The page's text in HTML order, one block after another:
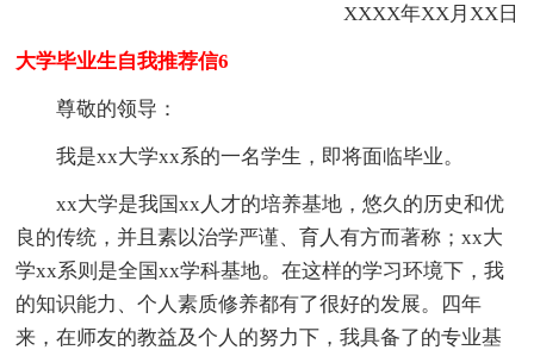
XXXX年XX月XX日
大学毕业生自我推荐信6
尊敬的领导：
我是xx大学xx系的一名学生，即将面临毕业。
xx大学是我国xx人才的培养基地，悠久的历史和优
良的传统，并且素以治学严谨、育人有方而著称；xx大
学xx系则是全国xx学科基地。在这样的学习环境下，我
的知识能力、个人素质修养都有了很好的发展。四年
来，在师友的教益及个人的努力下，我具备了的专业基